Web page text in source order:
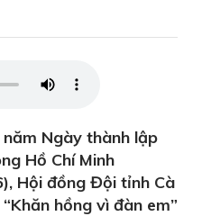
Ngày thành lập
Hồ Chí Minh
Hội đồng Đội tỉnh Cà
hồng vì đàn em”